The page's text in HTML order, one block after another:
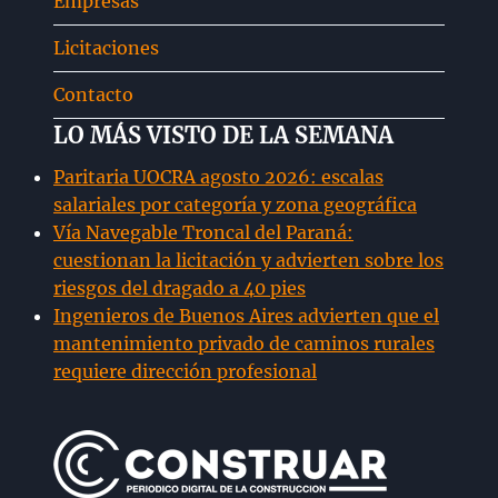
Licitaciones
Contacto
LO MÁS VISTO DE LA SEMANA
Paritaria UOCRA agosto 2026: escalas
salariales por categoría y zona geográfica
Vía Navegable Troncal del Paraná:
cuestionan la licitación y advierten sobre los
riesgos del dragado a 40 pies
Ingenieros de Buenos Aires advierten que el
mantenimiento privado de caminos rurales
requiere dirección profesional